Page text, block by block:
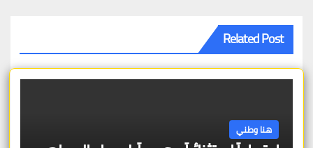
Related Post
هنا وطني